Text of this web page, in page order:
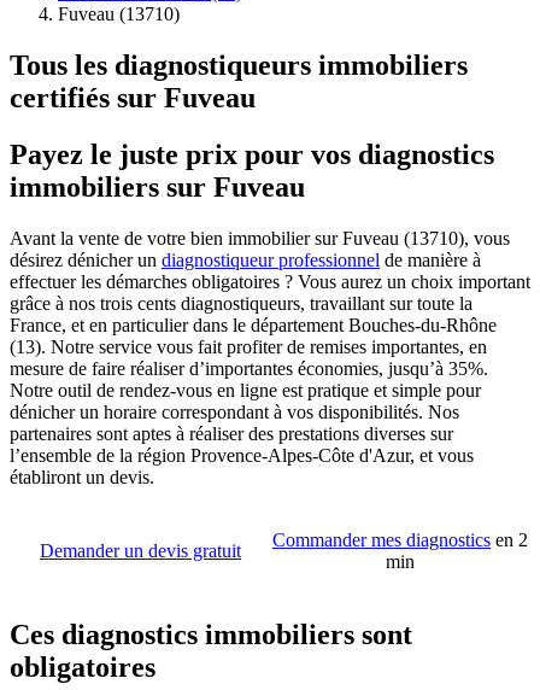
Fuveau (13710)
Tous les diagnostiqueurs immobiliers
certifiés sur Fuveau
Payez le juste prix pour vos diagnostics
immobiliers sur Fuveau
Avant la vente de votre bien immobilier sur Fuveau (13710), vous
désirez dénicher un diagnostiqueur professionnel de manière à
effectuer les démarches obligatoires ? Vous aurez un choix important
grâce à nos trois cents diagnostiqueurs, travaillant sur toute la
France, et en particulier dans le département Bouches-du-Rhône
(13). Notre service vous fait profiter de remises importantes, en
mesure de faire réaliser d’importantes économies, jusqu’à 35%.
Notre outil de rendez-vous en ligne est pratique et simple pour
dénicher un horaire correspondant à vos disponibilités. Nos
partenaires sont aptes à réaliser des prestations diverses sur
l’ensemble de la région Provence-Alpes-Côte d'Azur, et vous
établiront un devis.
Demander un devis gratuit
Commander mes diagnostics en 2
min
Ces diagnostics immobiliers sont
obligatoires